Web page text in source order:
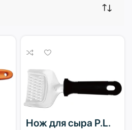
Нож для сыра P.L.